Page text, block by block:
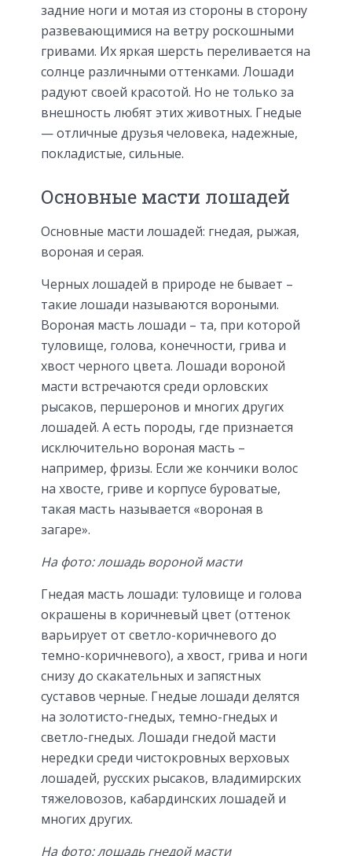
задние ноги и мотая из стороны в сторону
развевающимися на ветру роскошными
гривами. Их яркая шерсть переливается на
солнце различными оттенками. Лошади
радуют своей красотой. Но не только за
внешность любят этих животных. Гнедые
— отличные друзья человека, надежные,
покладистые, сильные.
Основные масти лошадей
Основные масти лошадей: гнедая, рыжая,
вороная и серая.
Черных лошадей в природе не бывает –
такие лошади называются вороными.
Вороная масть лошади – та, при которой
туловище, голова, конечности, грива и
хвост черного цвета. Лошади вороной
масти встречаются среди орловских
рысаков, першеронов и многих других
лошадей. А есть породы, где признается
исключительно вороная масть –
например, фризы. Если же кончики волос
на хвосте, гриве и корпусе буроватые,
такая масть называется «вороная в
загаре».
На фото: лошадь вороной масти
Гнедая масть лошади: туловище и голова
окрашены в коричневый цвет (оттенок
варьирует от светло-коричневого до
темно-коричневого), а хвост, грива и ноги
снизу до скакательных и запястных
суставов черные. Гнедые лошади делятся
на золотисто-гнедых, темно-гнедых и
светло-гнедых. Лошади гнедой масти
нередки среди чистокровных верховых
лошадей, русских рысаков, владимирских
тяжеловозов, кабардинских лошадей и
многих других.
На фото: лошадь гнедой масти